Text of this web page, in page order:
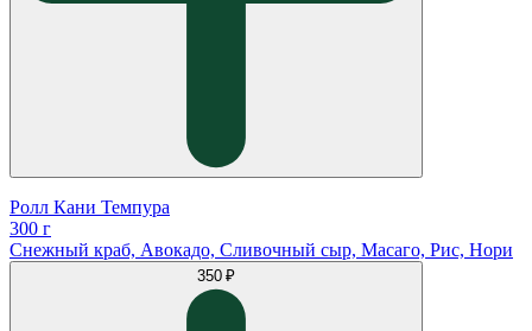
Ролл Кани Темпура
300 г
Снежный краб, Авокадо, Сливочный сыр, Масаго, Рис, Нори
350 ₽